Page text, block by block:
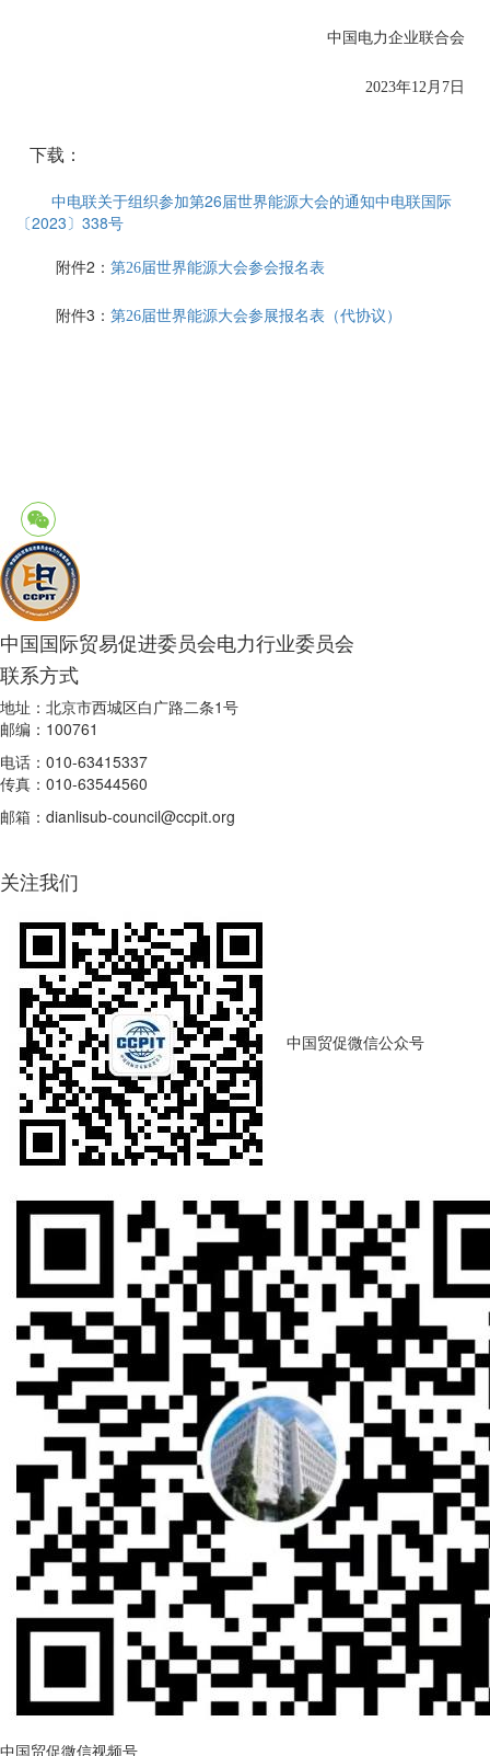
中国电力企业联合会
2023年12月7日
下载：
中电联关于组织参加第26届世界能源大会的通知中电联国际
〔2023〕338号
附件2： 第26届世界能源大会参会报名表
附件3： 第26届世界能源大会参展报名表（代协议）
中国国际贸易促进委员会电力行业委员会
联系方式
地址：北京市西城区白广路二条1号
邮编：100761
电话：010-63415337
传真：010-63544560
邮箱：dianlisub-council@ccpit.org
关注我们
中国贸促微信公众号
中国贸促微信视频号